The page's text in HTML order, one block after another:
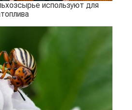
используют для